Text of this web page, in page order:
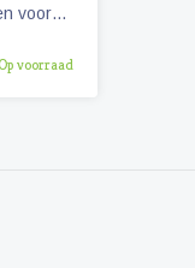
voor
voorraad